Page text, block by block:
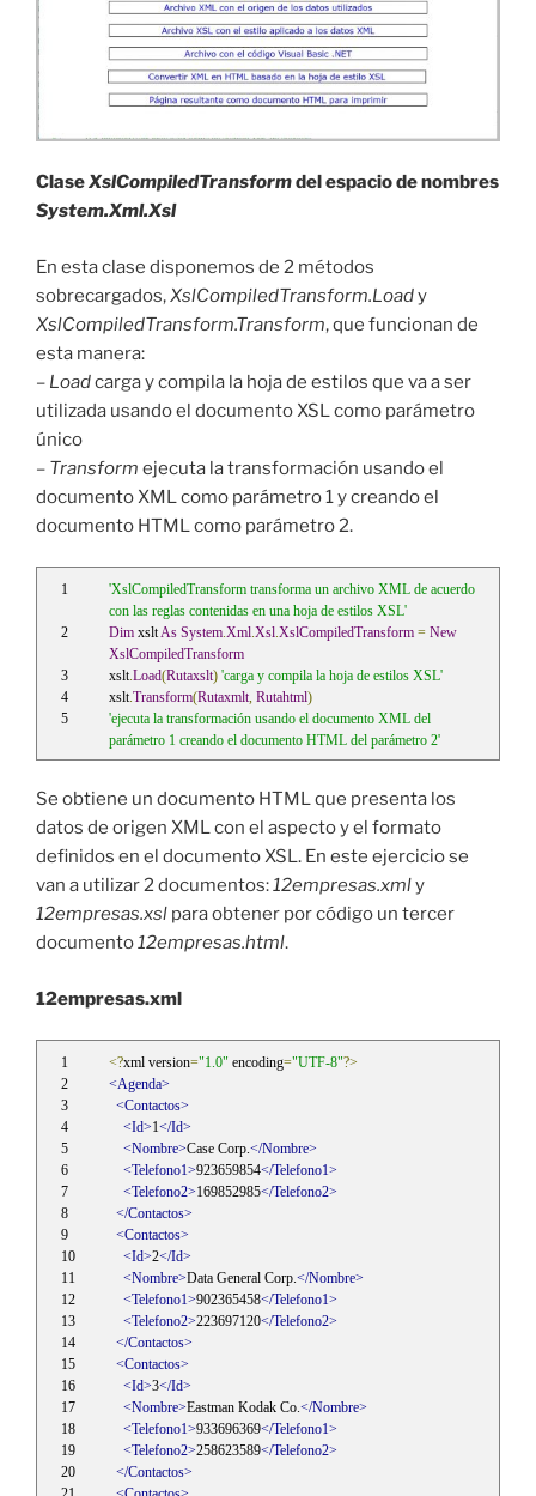
ClaseXslCompiledTransformdel espacio de nombres
System.Xml.Xsl
En esta clase disponemos de 2 métodos
sobrecargados, XslCompiledTransform.Loady
XslCompiledTransform.Transform, que funcionan de
esta manera:
– Loadcarga y compila la hoja de estilos que va a ser
utilizada usando el documento XSL como parámetro
único
– Transform ejecuta la transformación usando el
documento XML como parámetro 1 y creando el
documento HTML como parámetro 2.
'XslCompiledTransform transforma un archivo XML de acuerdo
con las reglas contenidas en una hoja de estilos XSL'
Dim xslt As System.Xml.Xsl.XslCompiledTransform = New
XslCompiledTransform
xslt.Load(Rutaxslt) 'carga y compila la hoja de estilos XSL'
xslt.Transform(Rutaxmlt, Rutahtml)
'ejecuta la transformación usando el documento XML del
parámetro 1 creando el documento HTML del parámetro 2'
Se obtiene un documento HTML que presenta los
datos de origen XML con el aspecto y el formato
definidos en el documento XSL. En este ejercicio se
van a utilizar 2 documentos:12empresas.xmly
12empresas.xsl para obtener por código un tercer
documento12empresas.html.
12empresas.xml
<?xml version="1.0" encoding="UTF-8"?>
<Agenda>
<Contactos>
<Id>1</Id>
<Nombre>Case Corp.</Nombre>
<Telefono1>923659854</Telefono1>
<Telefono2>169852985</Telefono2>
</Contactos>
<Contactos>
<Id>2</Id>
<Nombre>Data General Corp.</Nombre>
<Telefono1>902365458</Telefono1>
<Telefono2>223697120</Telefono2>
</Contactos>
<Contactos>
<Id>3</Id>
<Nombre>Eastman Kodak Co.</Nombre>
<Telefono1>933696369</Telefono1>
<Telefono2>258623589</Telefono2>
</Contactos>